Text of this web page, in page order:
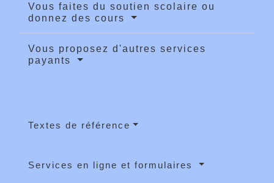
Vous faites du soutien scolaire ou
donnez des cours
Vous proposez d'autres services
payants
Textes de référence
Services en ligne et formulaires